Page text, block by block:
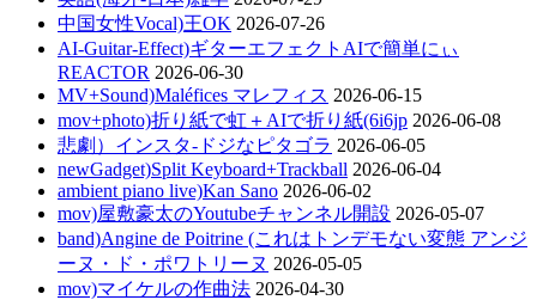
中国女性Vocal)王OK 2026-07-26
AI-Guitar-Effect)ギターエフェクトAIで簡単にぃ
REACTOR 2026-06-30
MV+Sound)Maléfices マレフィス 2026-06-15
mov+photo)折り紙で虹＋AIで折り紙(6i6jp 2026-06-08
悲劇）インスタ-ドジなピタゴラ 2026-06-05
newGadget)Split Keyboard+Trackball 2026-06-04
ambient piano live)Kan Sano 2026-06-02
mov)屋敷豪太のYoutubeチャンネル開設 2026-05-07
band)Angine de Poitrine (これはトンデモない変態 アンジ
ーヌ・ド・ポワトリーヌ 2026-05-05
mov)マイケルの作曲法 2026-04-30